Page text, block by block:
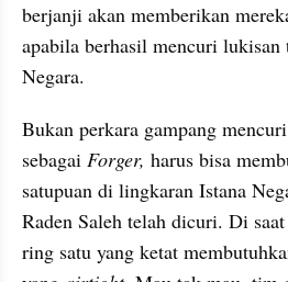
berjanji akan memberikan
apabila berhasil mencuri lukisan
Negara.
Bukan perkara gampang
sebagai Forger, harus bisa
satupuan di lingkaran Istana
Raden Saleh telah dicuri. Di
ring satu yang ketat